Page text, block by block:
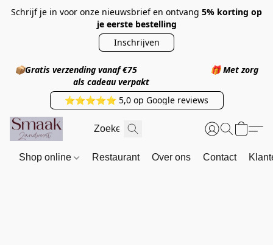
Schrijf je in voor onze nieuwsbrief en ontvang 5% korting op
je eerste bestelling
Inschrijven
📦Gratis verzending vanaf €75 🎁Met zorg
als cadeau verpakt
⭐⭐⭐⭐⭐ 5,0 op Google reviews
Shop online Restaurant Over ons Contact